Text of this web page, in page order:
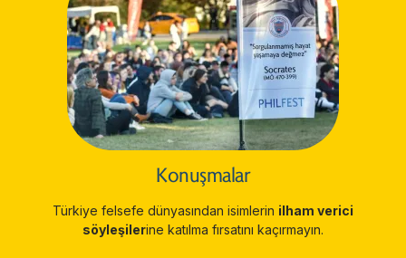
Konuşmalar
Türkiye felsefe dünyasından isimlerin ilham verici
söyleşilerine katılma fırsatını kaçırmayın.